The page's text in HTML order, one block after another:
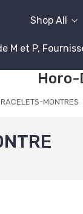
Shop All
M et P,
Horo-
MONTRES